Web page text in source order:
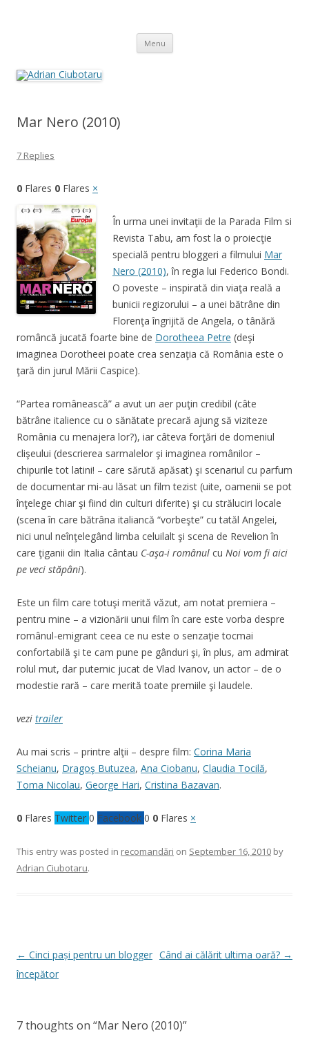
Menu Skip
content
Mar Nero (2010)
7 Replies
0 Flares 0 Flares ×
În urma unei invitaţii de la Parada Film si
Revista Tabu, am fost la o proiecţie
specială pentru bloggeri a filmului Mar
Nero (2010), în regia lui Federico Bondi.
O poveste – inspirată din viaţa reală a
bunicii regizorului – a unei bătrâne din
Florenţa îngrijită de Angela, o tânără
româncă jucată foarte bine de Dorotheea Petre (deşi
imaginea Dorotheei poate crea senzaţia că România este o
ţară din jurul Mării Caspice).
“Partea românească” a avut un aer puţin credibil (câte
bătrâne italience cu o sănătate precară ajung să viziteze
România cu menajera lor?), iar câteva forţări de domeniul
clişeului (descrierea sarmalelor şi imaginea românilor –
chipurile tot latini! – care sărută apăsat) şi scenariul cu parfum
de documentar mi-au lăsat un film tezist (uite, oamenii se pot
înţelege chiar şi fiind din culturi diferite) şi cu străluciri locale
(scena în care bătrâna italiancă “vorbeşte” cu tatăl Angelei,
nici unul neînţelegând limba celuilalt şi scena de Revelion în
care ţiganii din Italia cântau C-aşa-i românul cu Noi vom fi aici
pe veci stăpâni).
Este un film care totuşi merită văzut, am notat premiera –
pentru mine – a vizionării unui film în care este vorba despre
românul-emigrant ceea ce nu este o senzaţie tocmai
confortabilă şi te cam pune pe gânduri şi, în plus, am admirat
rolul mut, dar puternic jucat de Vlad Ivanov, un actor – de o
modestie rară – care merită toate premiile şi laudele.
vezi trailer
Au mai scris – printre alţii – despre film: Corina Maria
Scheianu, Dragoş Butuzea, Ana Ciobanu, Claudia Tocilă,
Toma Nicolau, George Hari, Cristina Bazavan.
0 Flares Twitter 0 Facebook 0 0 Flares ×
This entry was posted in recomandări on September 16, 2010 by
Adrian Ciubotaru.
Post
navigation
← Cinci pași pentru un blogger
începător
Când ai călărit ultima oară? →
7 thoughts on “Mar Nero (2010)”